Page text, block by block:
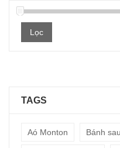
Lọc
TAGS
Aó Monton Bánh